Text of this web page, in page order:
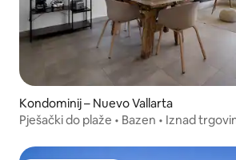
Kondominij – Nuevo Vallarta
Pješački do plaže • Bazen • Iznad